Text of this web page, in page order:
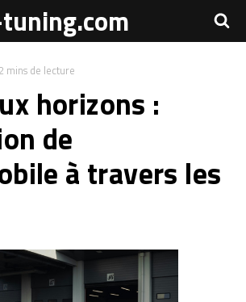
mins de lecture
horizons :
de
à travers les